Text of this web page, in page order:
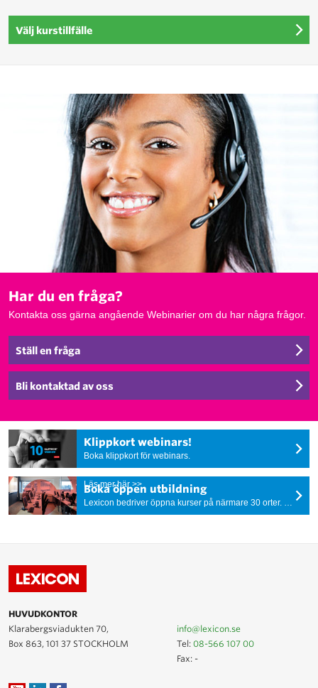
Välj kurstillfälle
Har du en fråga?
Kontakta oss gärna angående Webinarier om du har några frågor.
Ställ en fråga
Bli kontaktad av oss
Klippkort webinars!
Boka klippkort för webinars.
Läs mer här >>
Boka öppen utbildning
HUVUDKONTOR
Klarabergsviadukten 70,
Box 863, 101 37 STOCKHOLM
info@lexicon.se
Tel:08-566 107 00
Fax: -